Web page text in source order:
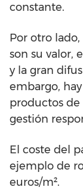
constante.
Por otro
son su valor,
y la gran
embargo,
productos de
gestión
El coste del
ejemplo de
euros/m².